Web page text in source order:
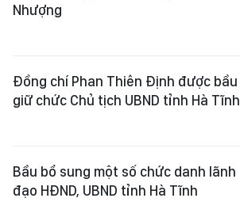
Nhượng
Đồng chí Phan Thiên Định được bầu
giữ chức Chủ tịch UBND tỉnh Hà Tĩnh
Bầu bổ sung một số chức danh lãnh
đạo HĐND, UBND tỉnh Hà Tĩnh